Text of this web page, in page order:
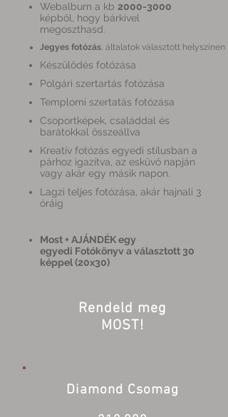
Webalbum a kb 2000-3000
képből, hogy bárkivel
megoszthasd.
Jegyes fotózás, általatok választott helyszínen
Készülődés fotózása
Polgári szertartás fotózása
Templomi szertatás fotózása
Csoportképek, családdal és
barátokkal összeállva
Kreatív fotózás egyedi stílusban a
párhoz igazítva, az esküvő napján
vagy akár egy másik napon.
Lagzi teljes fotózása, akár hajnali 3
óráig
Most + AJÁNDÉK egy
egyedi Fotókönyv a választott 30
képpel (20x30)
Rendeld meg
MOST!
Diamond Csomag